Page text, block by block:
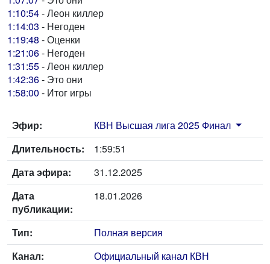
1:10:54- Леон киллер
1:14:03 - Негоден
1:19:48 - Оценки
1:21:06- Негоден
1:31:55- Леон киллер
1:42:36- Это они
1:58:00 - Итог игры
Эфир:
КВН Высшая лига 2025 Финал
Длительность:
1:59:51
Дата эфира:
31.12.2025
Дата
публикации:
18.01.2026
Тип:
Полная версия
Канал:
Официальный канал КВН